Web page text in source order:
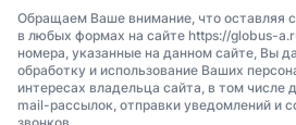
Обращаем Ваше внимание, что оставляя
в любых формах на сайте https://globus-
номера, указанные на данном сайте, Вы
обработку и использование Ваших
интересах владельца сайта, в том числе
mail-рассылок, отправки уведомлений и